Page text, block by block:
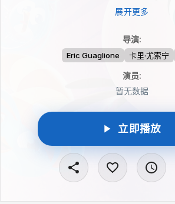
小鸟”世界的轻松幽默风格，以史黛拉相关
为Toons.TV首部聚焦单一故事线的系列作
展开更多
导演:
Eric Guaglione 卡里·尤索宁
演员:
暂无数据
立即播放